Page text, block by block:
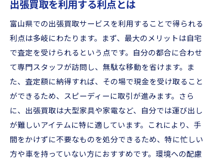
出張買取を利用する利点とは
富山県での出張買取サービスを利用することで得られる
利点は多岐にわたります。まず、最大のメリットは自宅
で査定を受けられるという点です。自分の都合に合わせ
て専門スタッフが訪問し、無駄な移動を省けます。ま
た、査定額に納得すれば、その場で現金を受け取ること
ができるため、スピーディーに取引が進みます。さら
に、出張買取は大型家具や家電など、自分では運び出し
が難しいアイテムに特に適しています。これにより、手
間をかけずに不要なものを処分できるため、特に忙しい
方や車を持っていない方におすすめです。環境への配慮